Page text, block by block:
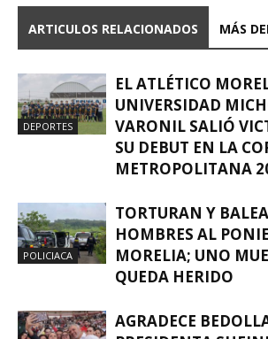
ARTICULOS RELACIONADOS MÁS
DEPORTES
EL ATLÉTICO
UNIVERSIDAD
VARONIL SALIÓ
SU DEBUT EN LA
METROPOLITANA
POLICIACA
TORTURAN Y
HOMBRES AL
MORELIA; UNO
QUEDA HERIDO
AGRADECE